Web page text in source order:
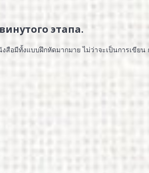
этапа.
อมีทั้งแบบฝึกหัดมากมาย ไม่ว่าจะเป็นการเขีย